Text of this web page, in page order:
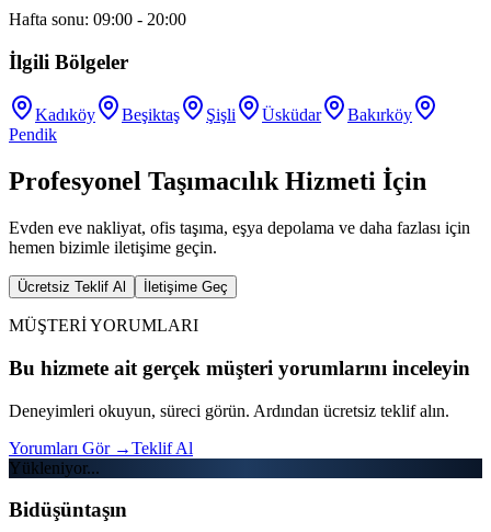
Hafta sonu: 09:00 - 20:00
İlgili Bölgeler
Kadıköy Beşiktaş Şişli Üsküdar
Bakırköy
Pendik
Profesyonel Taşımacılık Hizmeti İçin
Evden eve nakliyat, ofis taşıma, eşya depolama ve daha fazlası için
hemen bizimle iletişime geçin.
Ücretsiz Teklif Al İletişime Geç
MÜŞTERİ YORUMLARI
Bu hizmete ait gerçek müşteri yorumlarını inceleyin
Deneyimleri okuyun, süreci görün. Ardından ücretsiz teklif alın.
Yorumları Gör →Teklif Al
Yükleniyor...
Bidüşüntaşın